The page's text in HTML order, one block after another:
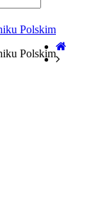
Polskim
Polskim